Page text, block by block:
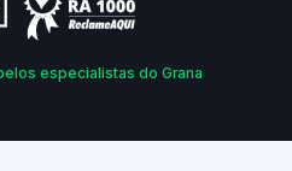
especialistas do Grana